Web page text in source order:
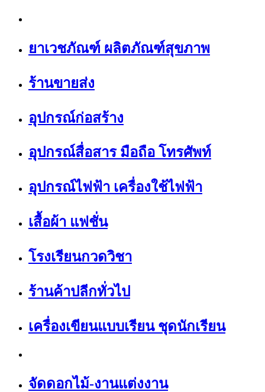
ยาเวชภัณฑ์ ผลิตภัณฑ์สุขภาพ
ร้านขายส่ง
อุปกรณ์ก่อสร้าง
อุปกรณ์สื่อสาร มือถือ โทรศัพท์
อุปกรณ์ไฟฟ้า เครื่องใช้ไฟฟ้า
เสื้อผ้า แฟชั่น
โรงเรียนกวดวิชา
ร้านค้าปลีกทั่วไป
เครื่องเขียนแบบเรียน ชุดนักเรียน
จัดดอกไม้-งานแต่งงาน